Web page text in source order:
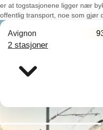
er at togstasjonene ligger nær
offentlig transport, noe som gjør
Avignon
2 stasjoner